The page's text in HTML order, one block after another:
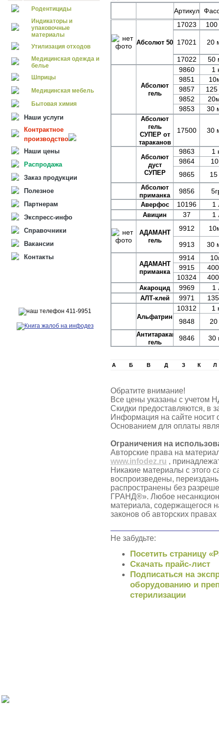
Родентициды
Индикаторы и
упаковочные
материалы
Утилизация отходов
Медицинская одежда и
белье
Шприцы
Медицинская мебель
Бытовая химия
Наши услуги
Контрактное
производство
Наши цены
Распродажа
Заказ продукции
Полезное
Партнерам
Экспресс-инфо
Справочники
Вакансии
Контакты
Артикул
Абсолют 50
17023
17021 20
17022 50
Абсолют
гель
9860
1
9851
9857
9852
9853
30
Абсолют
гель
СУПЕР от
тараканов
17500 30
Абсолют
дуст
СУПЕР
9863
1
9864
9865
15
Абсолют
приманка
9856
Аверфос 10196 1
Авицин 37 1
АДАМАНТ
гель
9912
9913 30
АДАМАНТ
приманка
9914
9915
10324
Акароцид 9969 1
АЛТ-клей 9971
Альфатрин
10312
1
9848
20
Антитаракан-
гель
9846 30
А Б В Д З К Л
Обратите внимание!
Все цены указаны с учетом
Скидки предоставляются, в
Информация на сайте носит
Основанием для оплаты
Ограничения на
Авторские права на
www.infodez.ru ,
Никакие материалы с этого
воспроизведены,
распространены без
ГРАНД®». Любое
материала, содержащегося
законов об авторских
Не забудьте:
Посетить страницу
Скачать прайс-лист
Подписаться на
оборудованию и
стерилизации